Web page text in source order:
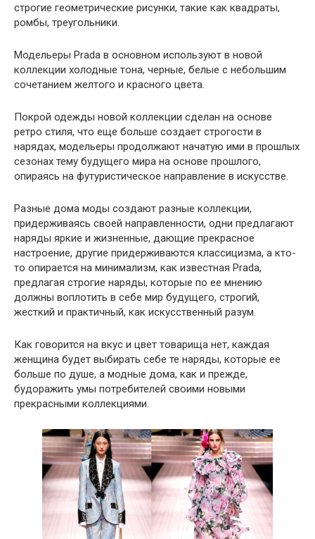
строгие геометрические рисунки, такие как квадраты,
ромбы, треугольники.
Модельеры Prada в основном используют в новой
коллекции холодные тона, черные, белые с небольшим
сочетанием желтого и красного цвета.
Покрой одежды новой коллекции сделан на основе
ретро стиля, что еще больше создает строгости в
нарядах, модельеры продолжают начатую ими в прошлых
сезонах тему будущего мира на основе прошлого,
опираясь на футуристическое направление в искусстве.
Разные дома моды создают разные коллекции,
придерживаясь своей направленности, одни предлагают
наряды яркие и жизненные, дающие прекрасное
настроение, другие придерживаются классицизма, а кто-
то опирается на минимализм, как известная Prada,
предлагая строгие наряды, которые по ее мнению
должны воплотить в себе мир будущего, строгий,
жесткий и практичный, как искусственный разум.
Как говорится на вкус и цвет товарища нет, каждая
женщина будет выбирать себе те наряды, которые ее
больше по душе, а модные дома, как и прежде,
будоражить умы потребителей своими новыми
прекрасными коллекциями.